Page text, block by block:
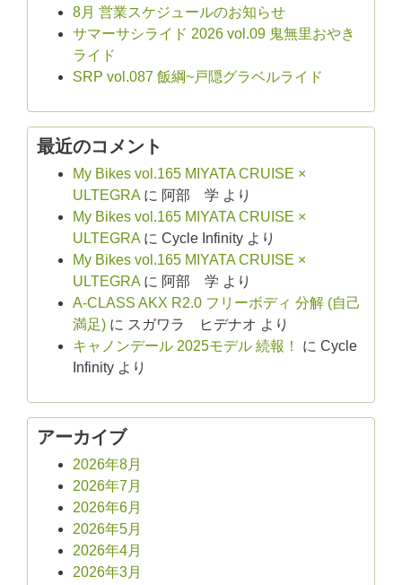
8月 営業スケジュールのお知らせ
サマーサシライド 2026 vol.09 鬼無里おやき
ライド
SRP vol.087 飯綱~戸隠グラベルライド
最近のコメント
My Bikes vol.165 MIYATA CRUISE ×
ULTEGRAに 阿部 学 より
My Bikes vol.165 MIYATA CRUISE ×
ULTEGRAに Cycle Infinity より
My Bikes vol.165 MIYATA CRUISE ×
ULTEGRAに 阿部 学 より
A-CLASS AKX R2.0 フリーボディ 分解 (自己
満足) に スガワラ ヒデナオ より
キャノンデール 2025モデル 続報！
に Cycle
Infinity より
アーカイブ
2026年8月
2026年7月
2026年6月
2026年5月
2026年4月
2026年3月